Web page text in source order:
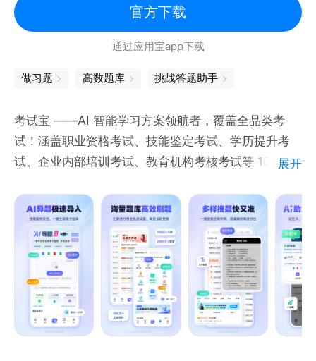
4、语文&英文作文：精选优质素材，让你快速掌握写
作思路，写作原来如此简单！
5、古诗文助手：赏析和考点清晰呈现，轻松学会古诗
词，不再盲目死记硬背！
任何学习上的难关，请联系小猿和你们一起圆满解决：
抖音号@小猿搜题
微信公众号“小猿搜题”
新浪微博@小猿搜题
官方下载
通过应用宝app下载
做习题 高数题库 挑战答题助手
考试宝 ——AI 智能学习方案领航者，覆盖全品类考
试！涵盖职业资格考试、技能鉴定考试、学历提升考
试、企业内部培训考试、教育机构考核考试等 10000
题、模拟题、考点精选题、专项突破题），全场景适配
学生备考、职场充电、企业培训、机构考核、技能考证
等核心需求！从基础学习、分类刷题、专项练习到模拟
测试、真题演练、考点评估、考前冲刺，全流程一站式
搞定！AI 智能工具助力快速导题、批量出题、深度讲
题、精准搜题，让学习更高效、备考更省心、考试更从
容，轻松实现提分通关！​
展开